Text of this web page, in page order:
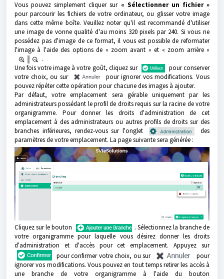
Vous pouvez simplement cliquer sur « Sélectionner un fichier »
pour parcourir les fichiers de votre ordinateur, ou glisser votre image
dans cette même boîte. Veuillez noter qu'il est recommandé d'utiliser
une image de vonne qualité d'au moins 320 pixels par 240. Si vous ne
possédez pas d'image de ce format, il vous est possible de reformater
l'image à l'aide des options de « zoom avant » et « zoom arrière »
.
Une fois votre image à votre goût, cliquez sur
pour conserver
votre choix, ou sur
pour ignorer vos modifications. Vous
pouvez répéter cette opération pour chacune des images à ajouter.
Par défaut, votre emplacement sera gérable uniquement par les
administrateurs possédant le profil de droits requis sur la racine de votre
organigramme. Pour donner les droits d'administration de cet
emplacement à des administrateurs ou autres profils de droits sur des
branches inférieures, rendez-vous sur l'onglet
des
paramètres de votre emplacement. La page suivante sera générée :
Cliquez sur le bouton
. Sélectionnez la branche de
votre organigramme pour laquelle vous désirez donner les droits
d'administration et d'accès pour cet emplacement. Appuyez sur
pour confirmer votre choix, ou sur
pour
ignorer vos modifications. Vous pouvez en tout temps retirer les accès à
une branche de votre organigramme à l'aide du bouton